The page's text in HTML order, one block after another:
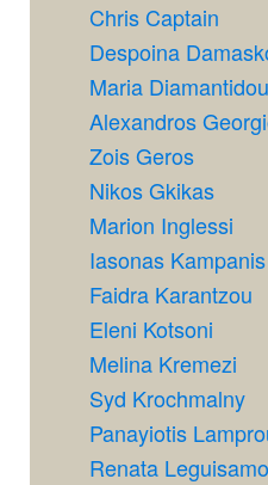
Chris Captain
Despoina
Maria Diamantidou
Alexandros
Zois Geros
Nikos Gkikas
Marion Inglessi
Iasonas Kampanis
Faidra Karantzou
Eleni Kotsoni
Melina Kremezi
Syd Krochmalny
Panayiotis
Renata Leguisamo